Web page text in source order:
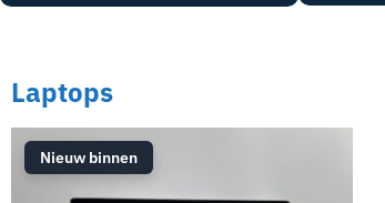
Laptops
Nieuw binnen